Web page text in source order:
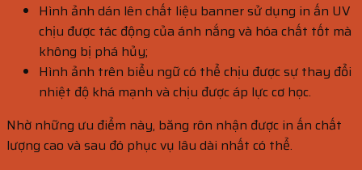
Hình ảnh dán lên chất liệu banner sử dụng in ấn UV
chịu được tác động của ánh nắng và hóa chất tốt mà
không bị phá hủy;
Hình ảnh trên biểu ngữ có thể chịu được sự thay đổi
nhiệt độ khá mạnh và chịu được áp lực cơ học.
Nhờ những ưu điểm này, băng rôn nhận được in ấn chất
lượng cao và sau đó phục vụ lâu dài nhất có thể.